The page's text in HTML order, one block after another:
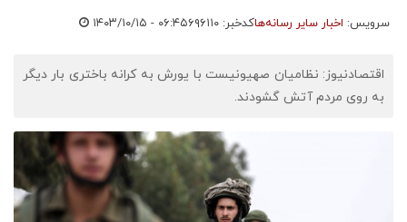
سرویس: اخبار سایر رسانه‌هاکدخبر: ۶۹۶۱۱۰ ۱۴۰۳/۱۰/۱۵ - ۰۶:۴۵
اقتصادنیوز: نظامیان صهیونیست با یورش به کرانه باختری بار دیگر
به روی مردم آتش گشودند.